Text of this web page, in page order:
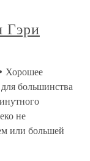
Гэри
Хорошее
большинства
не
или большей